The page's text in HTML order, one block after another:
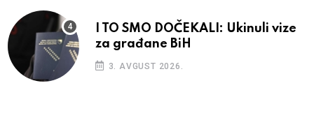
I TO SMO DOČEKALI: Ukinuli vize
za građane BiH
3. AVGUST 2026.